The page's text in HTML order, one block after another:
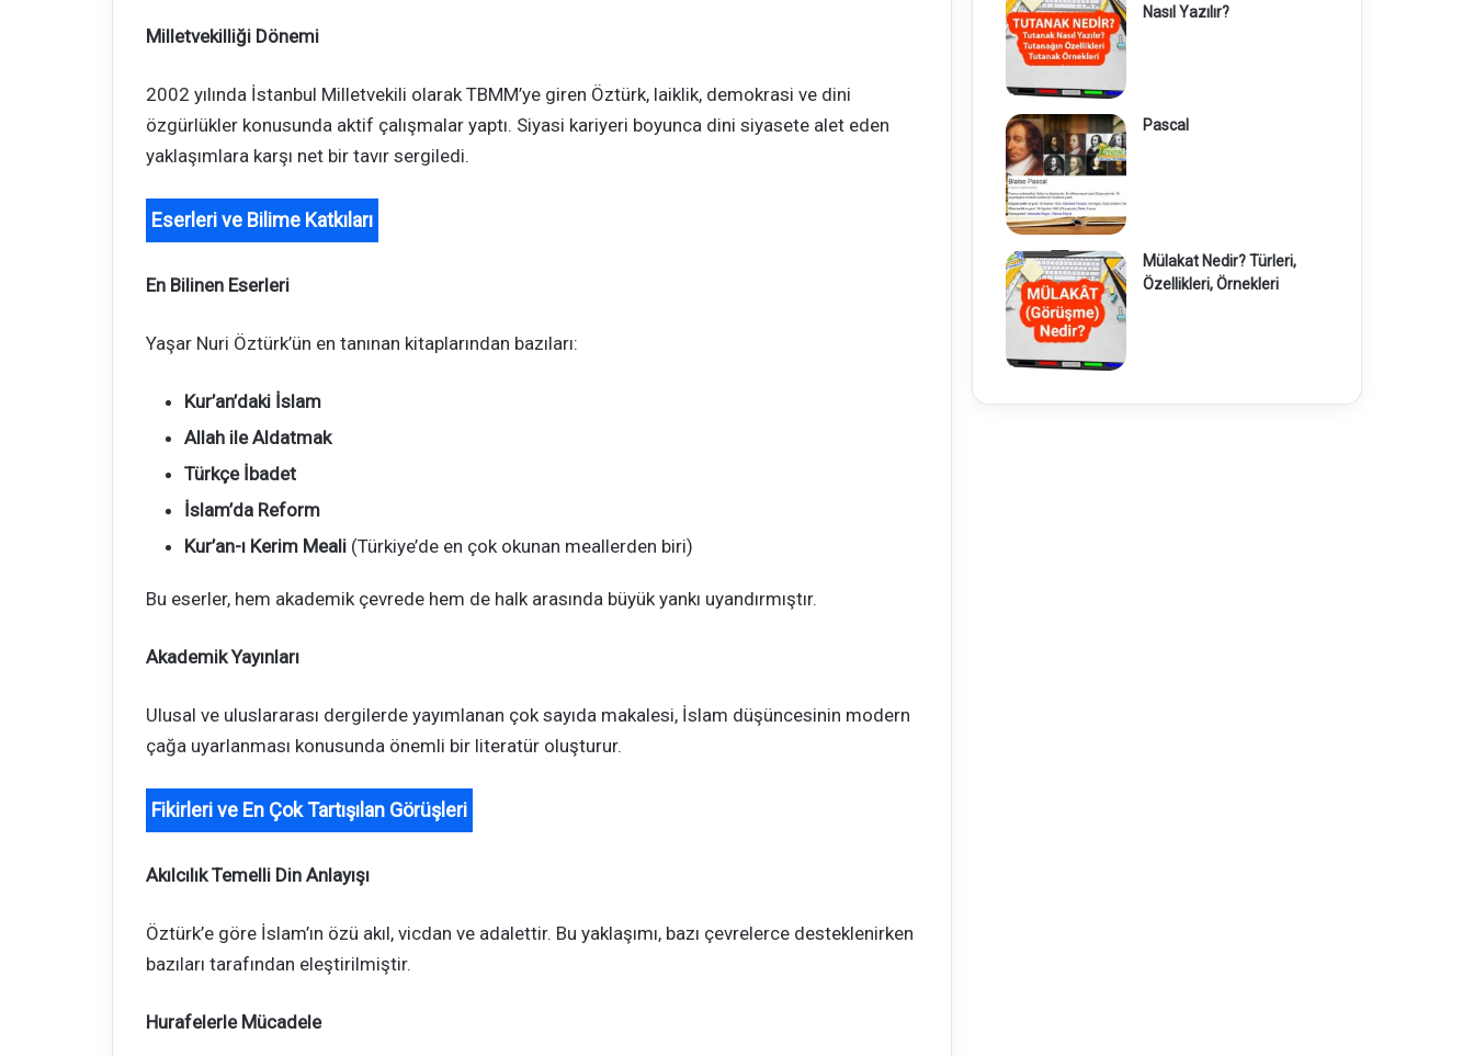
Milletvekilliği Dönemi
2002 yılında İstanbul Milletvekili olarak TBMM’ye giren Öztürk, laiklik, demokrasi ve dini
özgürlükler konusunda aktif çalışmalar yaptı. Siyasi kariyeri boyunca dini siyasete alet eden
yaklaşımlara karşı net bir tavır sergiledi.
Eserleri ve Bilime Katkıları
En Bilinen Eserleri
Yaşar Nuri Öztürk’ün en tanınan kitaplarından bazıları:
Kur’an’daki İslam
Allah ile Aldatmak
Türkçe İbadet
İslam’da Reform
Kur’an-ı Kerim Meali (Türkiye’de en çok okunan meallerden biri)
Bu eserler, hem akademik çevrede hem de halk arasında büyük yankı uyandırmıştır.
Akademik Yayınları
Ulusal ve uluslararası dergilerde yayımlanan çok sayıda makalesi, İslam düşüncesinin modern
çağa uyarlanması konusunda önemli bir literatür oluşturur.
Fikirleri ve En Çok Tartışılan Görüşleri
Akılcılık Temelli Din Anlayışı
Öztürk’e göre İslam’ın özü akıl, vicdan ve adalettir. Bu yaklaşımı, bazı çevrelerce desteklenirken
bazıları tarafından eleştirilmiştir.
Hurafelerle Mücadele
Nasıl Yazılır?
Pascal
Mülakat Nedir? Türleri,
Özellikleri, Örnekleri